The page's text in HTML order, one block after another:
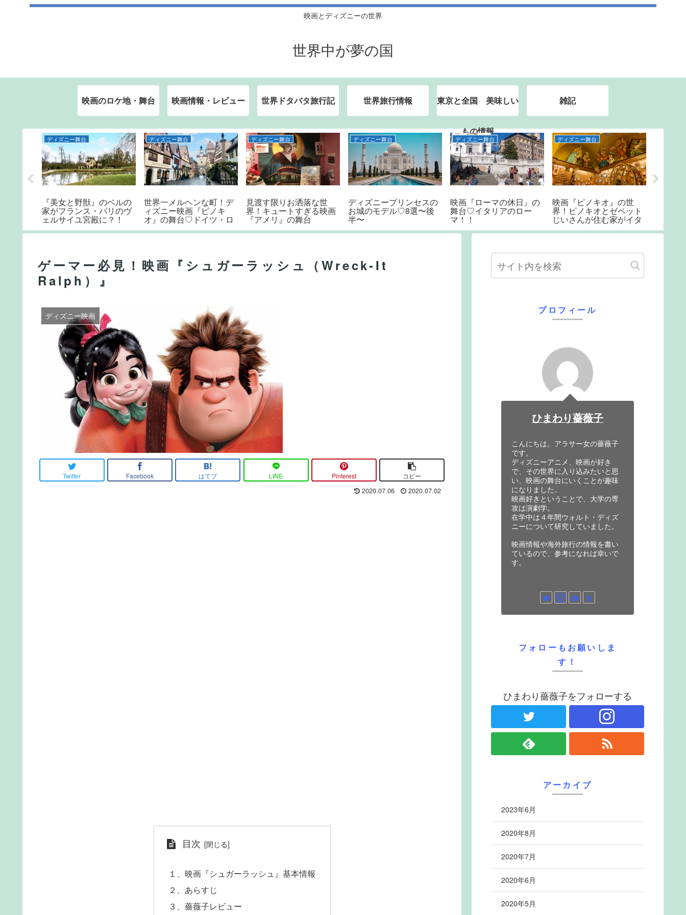
映画とディズニーの世界
世界中が夢の国
映画のロケ地・舞台 映画情報・レビュー 世界ドタバタ旅行記 世界旅行情報 東京と全国 美味しい
もの情報
雑記
ヴェロ
ディズニー舞台
『美女と野獣』のベルの
家がフランス・パリのヴ
ェルサイユ宮殿に？！
ディズニー舞台
世界一メルヘンな町！デ
ィズニー映画『ピノキ
オ』の舞台♡ドイツ・ロ
ーテンブルク
ディズニー舞台
見渡す限りお洒落な世
界！キュートすぎる映画
『アメリ』の舞台
ディズニー舞台
ディズニープリンセスの
お城のモデル♡8選〜後
半〜
ディズニー舞台
映画『ローマの休日』の
舞台♡イタリアのロー
マ！！
ディズニー舞台
映画『ピノキオ』の世
界！ピノキオとゼペット
じいさんが住む家がイタ
リアのあちこちに！！ カ・ア
６の町
ゲーマー必見！映画『シュガーラッシュ（Wreck-It
Ralph）』
ディズニー映画
Twitter Facebook はてブ LINE Pinterest コピー
2020.07.06 2020.07.02
目次
１、映画『シュガーラッシュ』基本情報
２、あらすじ
３、薔薇子レビュー
プロフィール
ひまわり薔薇子
こんにちは。アラサー女の薔薇子
です。
ディズニーアニメ、映画が好き
で、その世界に入り込みたいと思
い、映画の舞台にいくことが趣味
になりました。
映画好きということで、大学の専
攻は演劇学。
在学中は４年間ウォルト・ディズ
ニーについて研究していました。
映画情報や海外旅行の情報を書い
ているので、参考になれば幸いで
す。
フォローもお願いしま
す！
ひまわり薔薇子をフォローする
アーカイブ
2023年6月
2020年8月
2020年7月
2020年6月
2020年5月